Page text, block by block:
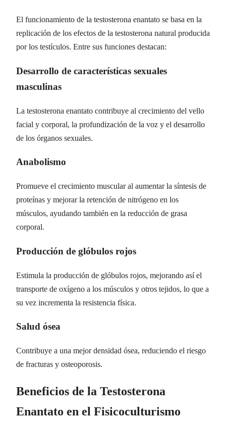
El funcionamiento de la testosterona enantato se basa en la
replicación de los efectos de la testosterona natural producida
por los testículos. Entre sus funciones destacan:
Desarrollo de características sexuales
masculinas
La testosterona enantato contribuye al crecimiento del vello
facial y corporal, la profundización de la voz y el desarrollo
de los órganos sexuales.
Anabolismo
Promueve el crecimiento muscular al aumentar la síntesis de
proteínas y mejorar la retención de nitrógeno en los
músculos, ayudando también en la reducción de grasa
corporal.
Producción de glóbulos rojos
Estimula la producción de glóbulos rojos, mejorando así el
transporte de oxígeno a los músculos y otros tejidos, lo que a
su vez incrementa la resistencia física.
Salud ósea
Contribuye a una mejor densidad ósea, reduciendo el riesgo
de fracturas y osteoporosis.
Beneficios de la Testosterona
Enantato en el Fisicoculturismo